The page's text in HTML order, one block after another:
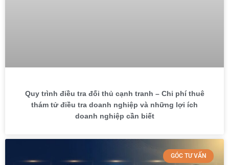
Quy trình điều tra đối thủ cạnh tranh – Chi phí thuê
thám tử điều tra doanh nghiệp và những lợi ích
doanh nghiệp cần biết
GÓC TƯ VẤN